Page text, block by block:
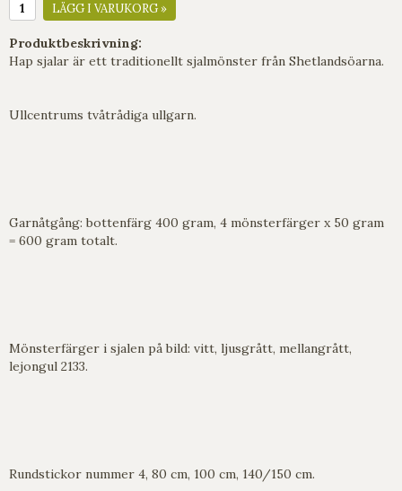
LÄGG I VARUKORG »
Produktbeskrivning:
Hap sjalar är ett traditionellt sjalmönster från Shetlandsöarna.
Ullcentrums tvåtrådiga ullgarn.
Garnåtgång: bottenfärg 400 gram, 4 mönsterfärger x 50 gram
= 600 gram totalt.
Mönsterfärger i sjalen på bild: vitt, ljusgrått, mellangrått,
lejongul 2133.
Rundstickor nummer 4, 80 cm, 100 cm, 140/150 cm.